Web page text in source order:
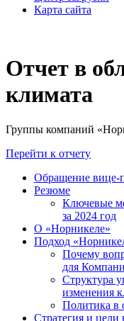
Карта сайта
Отчет в
климата
Группы компаний
Перейти к отчету
Обращение вице-
Резюме
Ключевые
за 2024 год
О «Норникеле»
Подход
Почему
для
Структура
изменения
Политика в
Стратегия и цели